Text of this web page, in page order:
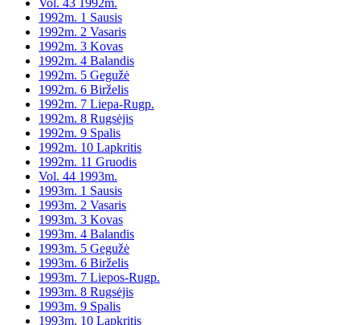
Vol. 43 1992m.
1992m. 1 Sausis
1992m. 2 Vasaris
1992m. 3 Kovas
1992m. 4 Balandis
1992m. 5 Gegužė
1992m. 6 Birželis
1992m. 7 Liepa-Rugp.
1992m. 8 Rugsėjis
1992m. 9 Spalis
1992m. 10 Lapkritis
1992m. 11 Gruodis
Vol. 44 1993m.
1993m. 1 Sausis
1993m. 2 Vasaris
1993m. 3 Kovas
1993m. 4 Balandis
1993m. 5 Gegužė
1993m. 6 Birželis
1993m. 7 Liepos-Rugp.
1993m. 8 Rugsėjis
1993m. 9 Spalis
1993m. 10 Lapkritis